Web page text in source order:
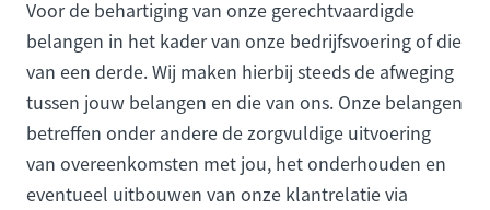
Voor de behartiging van onze gerechtvaardigde
belangen in het kader van onze bedrijfsvoering of die
van een derde. Wij maken hierbij steeds de afweging
tussen jouw belangen en die van ons. Onze belangen
betreffen onder andere de zorgvuldige uitvoering
van overeenkomsten met jou, het onderhouden en
eventueel uitbouwen van onze klantrelatie via